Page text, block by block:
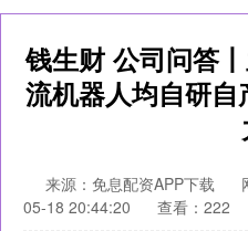
钱生财 公司问答
流机器人均自研
来源：免息配资APP下载
05-18 20:44:20
查看：222